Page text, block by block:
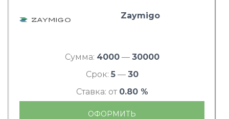
Zaymigo
Сумма: 4000— 30000
Срок: 5— 30
Ставка: от 0.80 %
ОФОРМИТЬ